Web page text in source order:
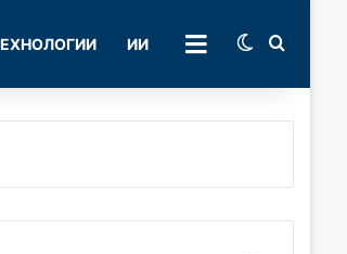
ИИ РУБРИКИSwitch skin